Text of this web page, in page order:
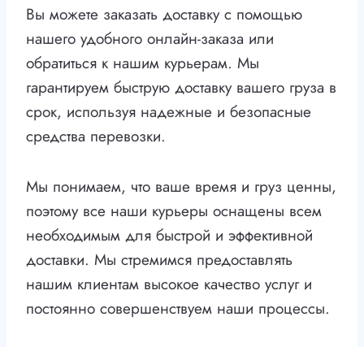
Вы можете заказать доставку с помощью
нашего удобного онлайн-заказа или
обратиться к нашим курьерам. Мы
гарантируем быструю доставку вашего груза в
срок, используя надежные и безопасные
средства перевозки.
Мы понимаем, что ваше время и груз ценны,
поэтому все наши курьеры оснащены всем
необходимым для быстрой и эффективной
доставки. Мы стремимся предоставлять
нашим клиентам высокое качество услуг и
постоянно совершенствуем наши процессы.